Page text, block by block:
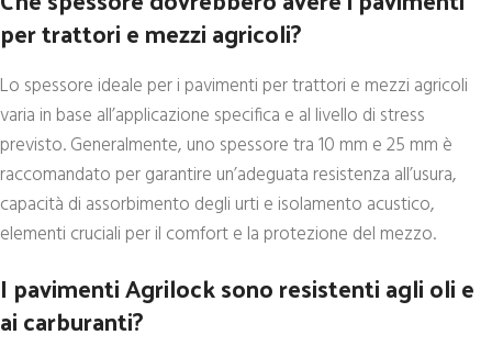
per trattori e mezzi agricoli?
Lo spessore ideale per i pavimenti per trattori e mezzi agricoli
varia in base all’applicazione specifica e al livello di stress
previsto. Generalmente, uno spessore tra 10 mm e 25 mm è
raccomandato per garantire un’adeguata resistenza all’usura,
capacità di assorbimento degli urti e isolamento acustico,
elementi cruciali per il comfort e la protezione del mezzo.
I pavimenti Agrilock sono resistenti agli oli e
ai carburanti?